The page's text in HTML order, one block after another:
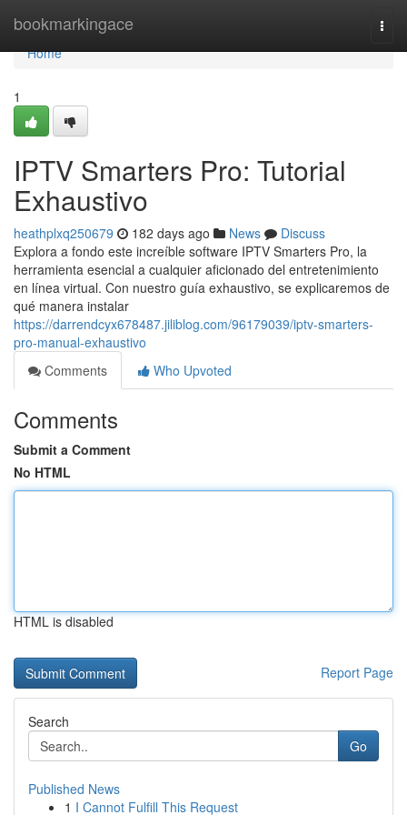
bookmarkingace
Home
Home
1
IPTV Smarters Pro: Tutorial
Exhaustivo
heathplxq250679 182 days ago News
Discuss
Explora a fondo este increíble software IPTV Smarters Pro, la
herramienta esencial a cualquier aficionado del entretenimiento
en línea virtual. Con nuestro guía exhaustivo, se explicaremos de
qué manera instalar
https://darrendcyx678487.jiliblog.com/96179039/iptv-smarters-
pro-manual-exhaustivo
Comments
Who Upvoted
Comments
Submit a Comment
No HTML
HTML is disabled
Report Page
Search
Go
Published News
1 I Cannot Fulfill This Request